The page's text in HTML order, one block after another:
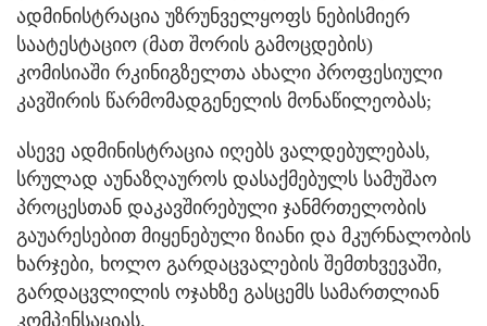
ადმინისტრაცია უზრუნველყოფს ნებისმიერ
საატესტაციო (მათ შორის გამოცდების)
კომისიაში რკინიგზელთა ახალი პროფესიული
კავშირის წარმომადგენელის მონაწილეობას;
ასევე ადმინისტრაცია იღებს ვალდებულებას,
სრულად აუნაზღაუროს დასაქმებულს სამუშაო
პროცესთან დაკავშირებული ჯანმრთელობის
გაუარესებით მიყენებული ზიანი და მკურნალობის
ხარჯები, ხოლო გარდაცვალების შემთხვევაში,
გარდაცვლილის ოჯახზე გასცემს სამართლიან
კომპენსაციას.